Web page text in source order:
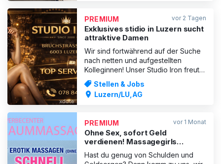
**Anforderungen:** -
Selbstbewusstes Massagetalent -
PREMIUM vor 2 Tagen
Exklusives stidio in Luzern sucht
attraktive Damen
Wir sind fortwährend auf der Suche
nach netten und aufgestellten
Kolleginnen! Unser Studio Iron freut
sich auf jede neue Bewerbung,
welche mit den unten aufgeführten
Unterlagen auf
Bewerbungsfoto(s), – Kurze
Beschreibung Ihrer Person Sie
können u
Stellen & Jobs
Luzern/LU,AG
PREMIUM vor 1 Monat
Ohne Sex, sofort Geld
verdienen! Massagegirls
gesucht! tägliche Auszahlung!!
Hast du genug von Schulden und